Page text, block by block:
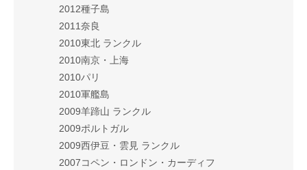
2012種子島
2011奈良
2010東北 ランクル
2010南京・上海
2010パリ
2010軍艦島
2009羊蹄山 ランクル
2009ポルトガル
2009西伊豆・雲見 ランクル
2007コペン・ロンドン・カーディフ